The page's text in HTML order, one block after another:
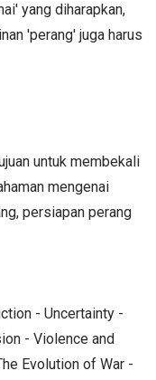
yang diharapkan,
'perang' juga harus
untuk membekali
mengenai
persiapan perang
- Uncertainty -
- Violence and
Evolution of War -